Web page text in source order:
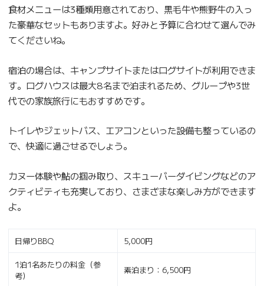
食材メニューは3種類用意されており、黒毛牛や熊野牛の入っ
た豪華なセットもありますよ。好みと予算に合わせて選んでみ
てくださいね。
宿泊の場合は、キャンプサイトまたはログサイトが利用できま
す。ログハウスは最大8名まで泊まれるため、グループや3世
代での家族旅行にもおすすめです。
トイレやジェットバス、エアコンといった設備も整っているの
で、快適に過ごせるでしょう。
カヌー体験や鮎の掴み取り、スキューバーダイビングなどのア
クティビティも充実しており、さまざまな楽しみ方ができます
よ。
日帰りBBQ 5,000円
1泊1名あたりの料金（参
考）
素泊まり：6,500円